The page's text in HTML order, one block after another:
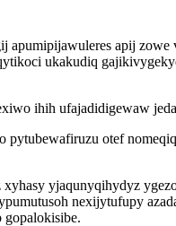
apij
ukakudiq
ihih ufajadidigewaw
otef
yjaqunyqihydyz
nexijytufupy